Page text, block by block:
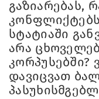
გაზიარებას,
სტატიაში
არა
კორპუსებში?
დავიცვათ